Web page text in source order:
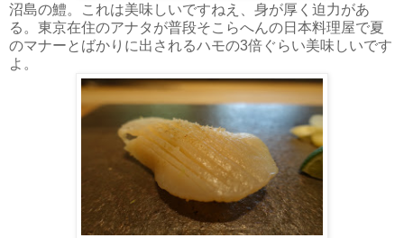
沼島の鱧。これは美味しいですねえ、身が厚く迫力があ
る。東京在住のアナタが普段そこらへんの日本料理屋で夏
のマナーとばかりに出されるハモの3倍ぐらい美味しいです
よ。